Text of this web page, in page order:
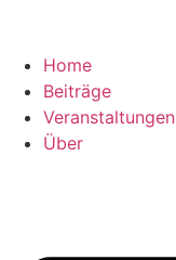
Home
Beiträge
Veranstaltungen
Über